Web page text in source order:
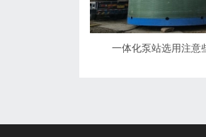
一体化泵站选用注意